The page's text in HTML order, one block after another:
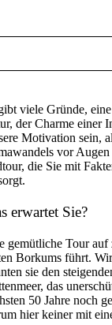
viele Gründe,
der Charme einer
Motivation sein,
vor
die Sie mit
erwartet Sie?
gemütliche Tour auf
Borkums führt.
sie den
das
50 Jahre noch
hier keiner mit